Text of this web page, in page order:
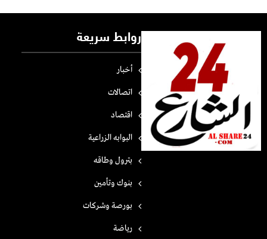
روابط سريعة
أخبار
اتصالات
اقتصاد
البوابه الزراعية
بترول وطاقه
بنوك وتأمين
بورصة وشركات
رياضة